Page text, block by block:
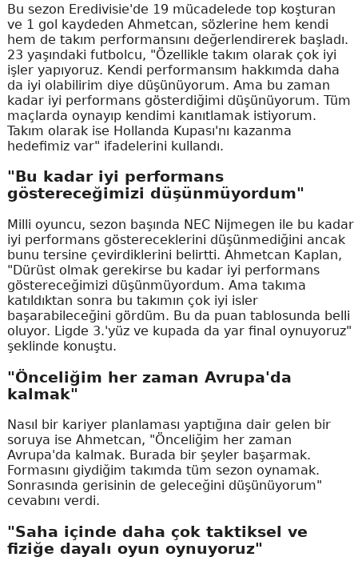
Bu sezon Eredivisie'de 19 mücadelede top koşturan
ve 1 gol kaydeden Ahmetcan, sözlerine hem kendi
hem de takım performansını değerlendirerek başladı.
23 yaşındaki futbolcu, "Özellikle takım olarak çok iyi
işler yapıyoruz. Kendi performansım hakkımda daha
da iyi olabilirim diye düşünüyorum. Ama bu zaman
kadar iyi performans gösterdiğimi düşünüyorum. Tüm
maçlarda oynayıp kendimi kanıtlamak istiyorum.
Takım olarak ise Hollanda Kupası'nı kazanma
hedefimiz var" ifadelerini kullandı.
"Bu kadar iyi performans
göstereceğimizi düşünmüyordum"
Milli oyuncu, sezon başında NEC Nijmegen ile bu kadar
iyi performans göstereceklerini düşünmediğini ancak
bunu tersine çevirdiklerini belirtti. Ahmetcan Kaplan,
"Dürüst olmak gerekirse bu kadar iyi performans
göstereceğimizi düşünmüyordum. Ama takıma
katıldıktan sonra bu takımın çok iyi isler
başarabileceğini gördüm. Bu da puan tablosunda belli
oluyor. Ligde 3.'yüz ve kupada da yar final oynuyoruz"
şeklinde konuştu.
"Önceliğim her zaman Avrupa'da
kalmak"
Nasıl bir kariyer planlaması yaptığına dair gelen bir
soruya ise Ahmetcan, "Önceliğim her zaman
Avrupa'da kalmak. Burada bir şeyler başarmak.
Formasını giydiğim takımda tüm sezon oynamak.
Sonrasında gerisinin de geleceğini düşünüyorum"
cevabını verdi.
"Saha içinde daha çok taktiksel ve
fiziğe dayalı oyun oynuyoruz"